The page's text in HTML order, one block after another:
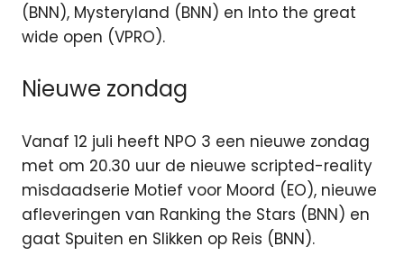
(BNN), Mysteryland (BNN) en Into the great
wide open (VPRO).
Nieuwe zondag
Vanaf 12 juli heeft NPO 3 een nieuwe zondag
met om 20.30 uur de nieuwe scripted-reality
misdaadserie Motief voor Moord (EO), nieuwe
afleveringen van Ranking the Stars (BNN) en
gaat Spuiten en Slikken op Reis (BNN).